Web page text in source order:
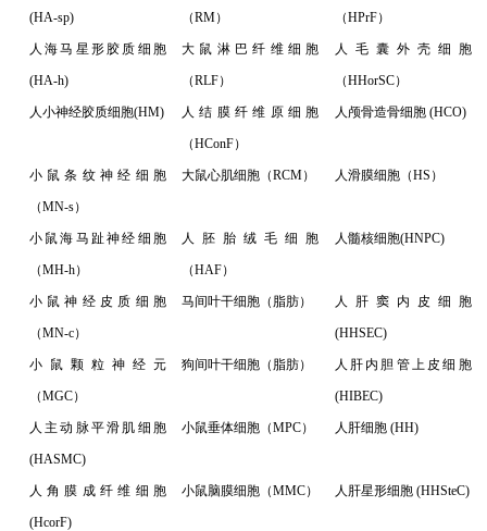
(HA-sp) （RM） （HPrF）
人海马星形胶质细胞
(HA-h)
大鼠淋巴纤维细胞
（RLF）
人毛囊外壳细胞
（HHorSC）
人小神经胶质细胞(HM) 人结膜纤维原细胞
（HConF）
人颅骨造骨细胞 (HCO)
小鼠条纹神经细胞
（MN-s）
大鼠心肌细胞（RCM） 人滑膜细胞（HS）
小鼠海马趾神经细胞
（MH-h）
人胚胎绒毛细胞
（HAF）
人髓核细胞(HNPC)
小鼠神经皮质细胞
（MN-c）
马间叶干细胞（脂肪） 人肝窦内皮细胞
(HHSEC)
小鼠颗粒神经元
（MGC）
狗间叶干细胞（脂肪） 人肝内胆管上皮细胞
(HIBEC)
人主动脉平滑肌细胞
(HASMC)
小鼠垂体细胞（MPC） 人肝细胞 (HH)
人角膜成纤维细胞
(HcorF)
小鼠脑膜细胞（MMC） 人肝星形细胞 (HHSteC)